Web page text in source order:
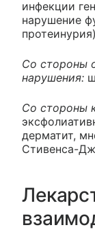
инфекции
нарушение
Со стороны
нарушения:
Со стороны
дерматит,
Стивенса-